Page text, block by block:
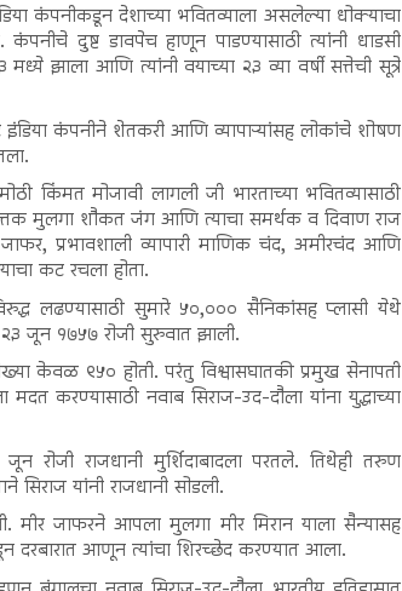
कंपनीकडून देशाच्या भवितव्याला असलेल्या धोक्याचा
दुष्ट डावपेच हाणून पाडण्यासाठी त्यांनी धाडसी
झाला आणि त्यांनी वयाच्या २३ व्या वर्षी सत्तेची सूत्रे
इंडिया कंपनीने शेतकरी आणि व्यापाऱ्यांसह लोकांचे शोषण
किंमत मोजावी लागली जी भारताच्या भवितव्यासाठी
मुलगा शौकत जंग आणि त्याचा समर्थक व दिवाण राज
प्रभावशाली व्यापारी माणिक चंद, अमीरचंद आणि
कट रचला होता.
लढण्यासाठी सुमारे ५०,००० सैनिकांसह प्लासी येथे
जून १७५७ रोजी सुरुवात झाली.
केवळ ९५० होती. परंतु विश्वासघातकी प्रमुख सेनापती
करण्यासाठी नवाब सिराज-उद-दौला यांना युद्धाच्या
रोजी राजधानी मुर्शिदाबादला परतले. तिथेही तरुण
सिराज यांनी राजधानी सोडली.
मीर जाफरने आपला मुलगा मीर मिरान याला सैन्यासह
दरबारात आणून त्यांचा शिरच्छेद करण्यात आला.